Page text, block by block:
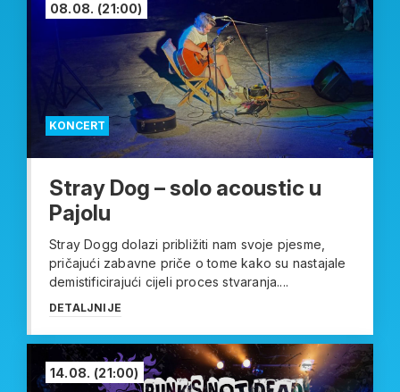
KONCERT
08.08. (21:00)
Stray Dog – solo acoustic u
Pajolu
Stray Dogg dolazi približiti nam svoje pjesme,
pričajući zabavne priče o tome kako su nastajale
demistificirajući cijeli proces stvaranja....
DETALJNIJE
14.08. (21:00)